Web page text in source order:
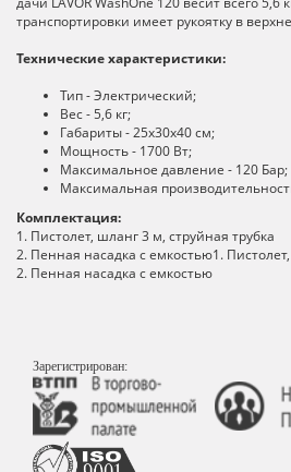
транспортировки имеет рукоятку в
Технические характеристики:
Тип - Электрический;
Вес - 5,6 кг;
Габариты - 25х30х40 см;
Мощность - 1700 Вт;
Максимальное давление - 120 Бар;
Максимальная
Комплектация:
1. Пистолет, шланг 3 м, струйная трубка
2. Пенная насадка с емкостью1.
2. Пенная насадка с емкостью
Зарегистрирован: